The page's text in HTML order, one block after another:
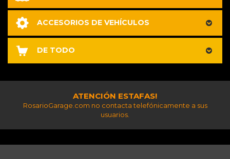
ACCESORIOS DE VEHÍCULOS
DE TODO
ATENCIÓN ESTAFAS!
RosarioGarage.com no contacta telefónicamente a sus
usuarios.